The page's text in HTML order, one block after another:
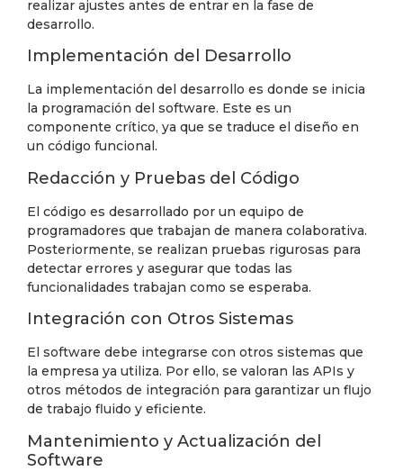
realizar ajustes antes de entrar en la fase de
desarrollo.
Implementación del Desarrollo
La implementación del desarrollo es donde se inicia
la programación del software. Este es un
componente crítico, ya que se traduce el diseño en
un código funcional.
Redacción y Pruebas del Código
El código es desarrollado por un equipo de
programadores que trabajan de manera colaborativa.
Posteriormente, se realizan pruebas rigurosas para
detectar errores y asegurar que todas las
funcionalidades trabajan como se esperaba.
Integración con Otros Sistemas
El software debe integrarse con otros sistemas que
la empresa ya utiliza. Por ello, se valoran las APIs y
otros métodos de integración para garantizar un flujo
de trabajo fluido y eficiente.
Mantenimiento y Actualización del
Software